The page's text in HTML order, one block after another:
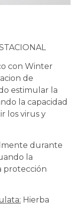
con Winter
de
estimular la
la capacidad
los virus y
durante
la
protección
Hierba